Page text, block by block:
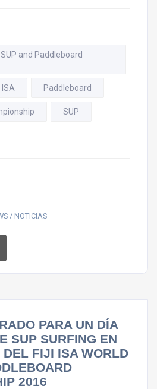
and Paddleboard
ISA Paddleboard
SUP
/ NOTICIAS
PARA UN DÍA
SUP SURFING EN
FIJI ISA WORLD
2016